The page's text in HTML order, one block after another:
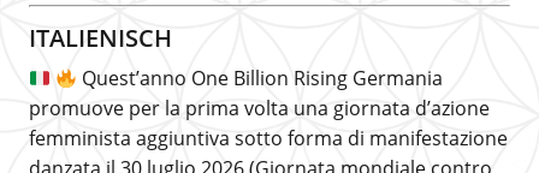
ITALIENISCH
Quest’anno One Billion Rising Germania
promuove per la prima volta una giornata d’azione
femminista aggiuntiva sotto forma di manifestazione